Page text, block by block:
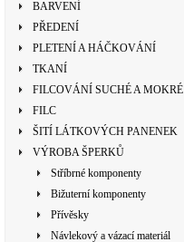
BARVENÍ
PŘEDENÍ
PLETENÍ A HÁČKOVÁNÍ
TKANÍ
FILCOVÁNÍ SUCHÉ A MOKRÉ
FILC
ŠITÍ LÁTKOVÝCH PANENEK
VÝROBA ŠPERKŮ
Stříbrné komponenty
Bižuterní komponenty
Přívěsky
Návlekový a vázací materiál